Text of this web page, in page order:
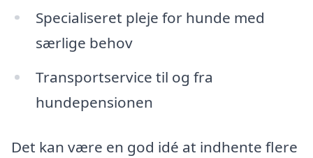
Specialiseret pleje for hunde med
særlige behov
Transportservice til og fra
hundepensionen
Det kan være en god idé at indhente flere